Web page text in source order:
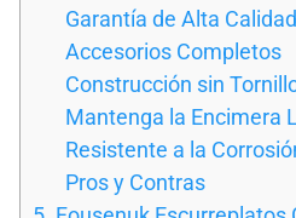
Garantía de Alta Calidad
Accesorios Completos
Construcción sin
Mantenga la Encimera
Resistente a la
Pros y Contras